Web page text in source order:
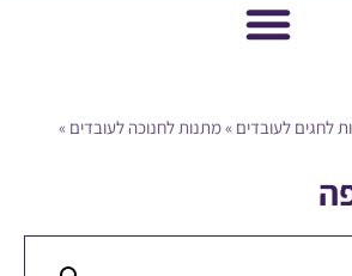
»מתנות לחנוכה לעובדים»